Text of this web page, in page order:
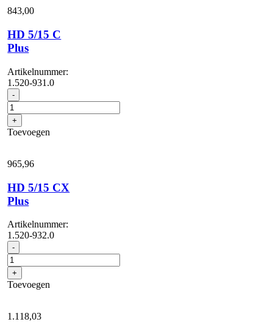
(Model
2020)
aantal
843,00
HD 5/15 C
Plus
Artikelnummer:
1.520-931.0
- HD
5/15
C
Plus
aantal
+
Toevoegen
965,96
HD 5/15 CX
Plus
Artikelnummer:
1.520-932.0
- HD
5/15
CX
Plus
aantal
+
Toevoegen
1.118,03